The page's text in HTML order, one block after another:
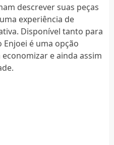
descrever suas peças
experiência de
Disponível tanto para
é uma opção
e ainda assim